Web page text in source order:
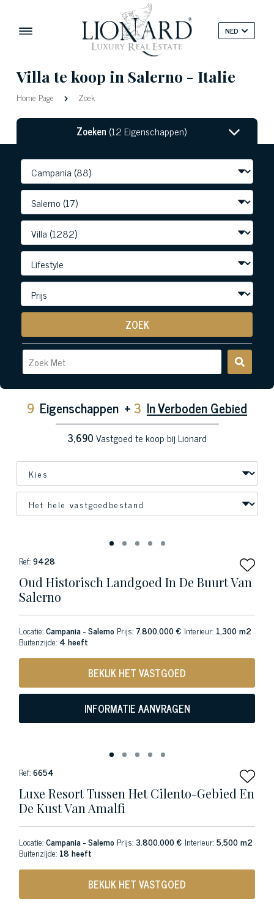
NED
Villa te koop in Salerno - Italie
Home Page Zoek
Zoeken (12 Eigenschappen)
ZOEK
9 Eigenschappen +3 In Verboden Gebied
3,690Vastgoed te koop bij Lionard
Ref:9428
Oud Historisch Landgoed In De Buurt Van
Salerno
Locatie:Campania - Salerno Prijs: 7.800.000 € Interieur: 1,300 m2
Buitenzijde: 4 heeft
BEKIJK HET VASTGOED
INFORMATIE AANVRAGEN
Ref:6654
Luxe Resort Tussen Het Cilento-Gebied En
De Kust Van Amalfi
Locatie:Campania - Salerno Prijs:3.800.000 € Interieur:5,500 m2
Buitenzijde: 18 heeft
BEKIJK HET VASTGOED